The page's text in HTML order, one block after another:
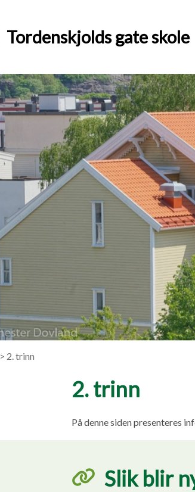
Tordenskjolds gate skole
> 2. trinn
2. trinn
På denne siden presenteres
Slik blir